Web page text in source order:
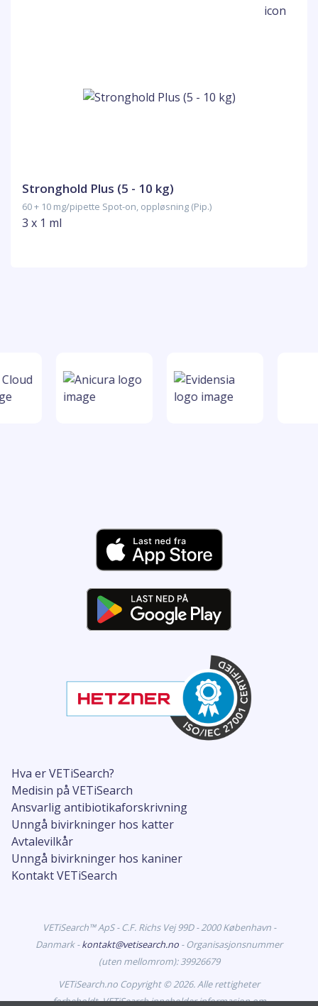
Stronghold Plus (5 - 10 kg)
60 + 10 mg/pipette Spot-on, oppløsning (Pip.)
3 x 1 ml
Hva er VETiSearch?
Medisin på VETiSearch
Ansvarlig antibiotikaforskrivning
Unngå bivirkninger hos katter
Avtalevilkår
Unngå bivirkninger hos kaniner
Kontakt VETiSearch
VETiSearch™ ApS - C.F. Richs Vej 99D - 2000 København -
Danmark -kontakt@vetisearch.no - Organisasjonsnummer
(uten mellomrom): 39926679
VETiSearch.no Copyright © 2026. Alle rettigheter
forbeholdt. VETiSearch inneholder informasjon om